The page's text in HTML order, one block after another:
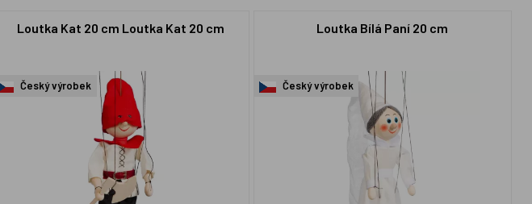
Loutka Kat 20 cm Loutka Kat 20 cm
Český výrobek
Loutka Bílá Paní 20 cm
Český výrobek